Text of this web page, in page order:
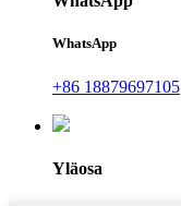
WhatsApp
+86 18879697105
Yläosa